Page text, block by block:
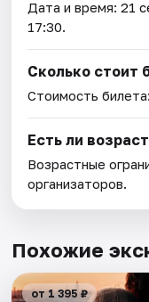
Дата и время:21
17:30.
Сколько стоит
Стоимость
Есть ли
Возрастные
организаторов.
Похожие
от 1 395 ₽